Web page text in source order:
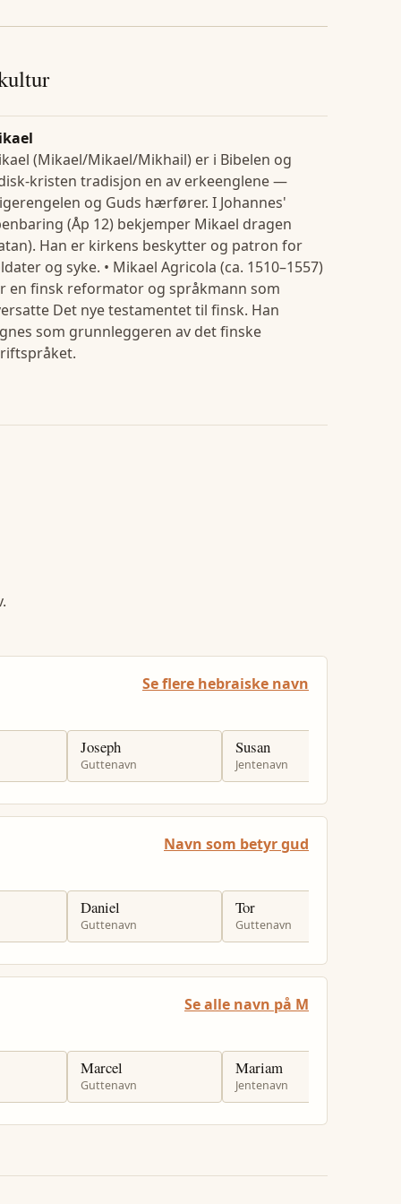
(Mikael/Mikael/Mikhail) er i Bibelen og
kristen tradisjon en av erkeenglene —
og Guds hærfører. I Johannes'
(Åp 12) bekjemper Mikael dragen
Han er kirkens beskytter og patron for
og syke. • Mikael Agricola (ca. 1510–1557)
en finsk reformator og språkmann som
Det nye testamentet til finsk. Han
som grunnleggeren av det finske
Se flere hebraiske navn
Joseph
Guttenavn
Susan
Jentenavn
Navn som betyr gud
Daniel
Guttenavn
Tor
Guttenavn
Se alle navn på M
Marcel
Guttenavn
Mariam
Jentenavn